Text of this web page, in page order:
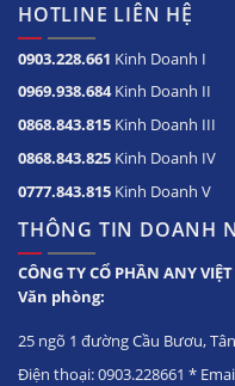
HOTLINE LIÊN HỆ
0903.228.661 Kinh Doanh I
0969.938.684Kinh Doanh II
0868.843.815 Kinh Doanh III
0868.843.825 Kinh Doanh IV
0777.843.815 Kinh Doanh V
THÔNG TIN DOANH
CÔNG TY CỔ PHẦN ANY
Văn phòng:
25 ngõ 1 đường Cầu Bươu,
Điện thoại: 0903.228661 *